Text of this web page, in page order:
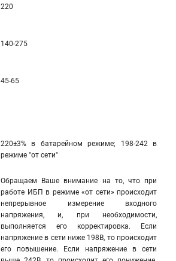
220
140-275
45-65
220±3% в батарейном режиме; 198-242 в
режиме "от сети"
Обращаем Ваше внимание на то, что при
работе ИБП в режиме «от сети» происходит
непрерывное измерение входного
напряжения, и, при необходимости,
выполняется его корректировка. Если
напряжение в сети ниже 198В, то происходит
его повышение. Если напряжение в сети